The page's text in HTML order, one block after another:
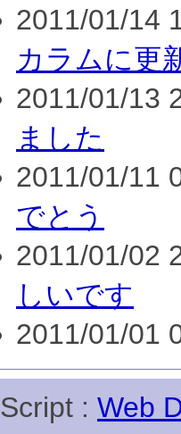
2011/01/14
カラムに更
2011/01/13
ました
2011/01/11
でとう
2011/01/02
しいです
2011/01/01
Script : Web